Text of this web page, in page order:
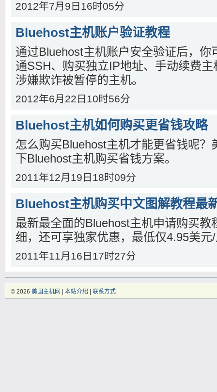
2012年7月9日16时05分
Bluehost主机账户验证教程
通过Bluehost主机账户安全验证后，你
通SSH、购买独立IP地址、手动续费
涉嫌欺诈被暂停的主机。
2012年6月22日10时56分
Bluehost主机如何购买更省钱攻略
怎么购买Bluehost主机才能更省钱呢？
下Bluehost主机购买省钱方案。
2011年12月19日18时09分
Bluehost主机购买中文图解教程最
最新最全面的Bluehost主机申请购买教
细，还可享独家优惠，最低仅4.95美元
2011年11月16日17时27分
© 2026 美国主机网 本站介绍 联系方式